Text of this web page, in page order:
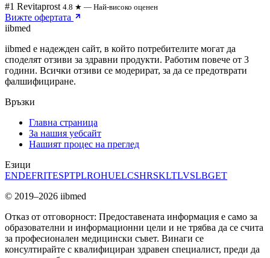
#1 Revitaprost 4.8 ★ — Най-високо оценен
Вижте офертата
iibmed
iibmed е надежден сайт, в който потребителите могат да
споделят отзиви за здравни продукти. Работим повече от 3
години. Всички отзиви се модерират, за да се предотврати
фалшифициране.
Връзки
Главна страница
За нашия уебсайт
Нашият процес на преглед
Езици
ENDEFRITESPTPLROHUELCSHRSKLTLVSLBGET
© 2019–2026 iibmed
Отказ от отговорност: Предоставената информация е само за
образователни и информационни цели и не трябва да се счита
за професионален медицински съвет. Винаги се
консултирайте с квалифициран здравен специалист, преди да